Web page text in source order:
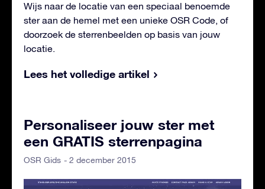
Wijs naar de locatie van een speciaal benoemde
ster aan de hemel met een unieke OSR Code, of
doorzoek de sterrenbeelden op basis van jouw
locatie.
Lees het volledige artikel
Personaliseer jouw ster met
een GRATIS sterrenpagina
OSR Gids - 2 december 2015